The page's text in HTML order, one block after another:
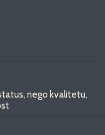
nego kvalitetu,